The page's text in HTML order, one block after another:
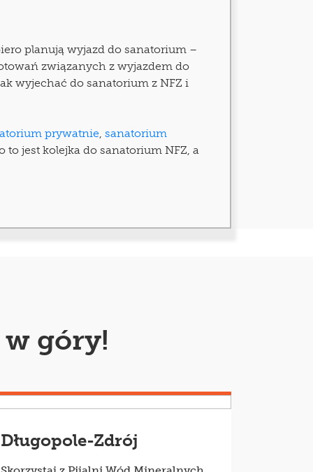
planują wyjazd do sanatorium –
związanych z wyjazdem do
wyjechać do sanatorium z NFZ i
prywatnie, sanatorium
jest kolejka do sanatorium NFZ, a
Funduszu Zdrowia zaczynają się
opisać stan zdrowia pacjenta,
góry!
Długopole-Zdrój